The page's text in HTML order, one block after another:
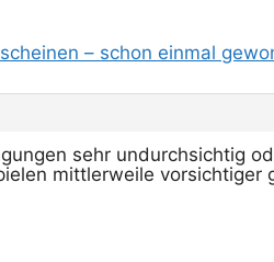
– schon einmal
sehr undurchsichtig
mittlerweile vorsichtiger